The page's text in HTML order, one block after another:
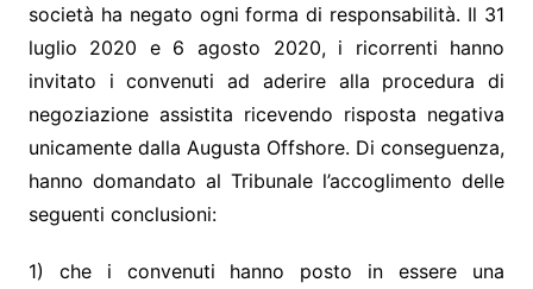
società ha negato ogni forma di responsabilità. Il 31
luglio 2020 e 6 agosto 2020, i ricorrenti hanno
invitato i convenuti ad aderire alla procedura di
negoziazione assistita ricevendo risposta negativa
unicamente dalla Augusta Offshore. Di conseguenza,
hanno domandato al Tribunale l’accoglimento delle
seguenti conclusioni:
1) che i convenuti hanno posto in essere una